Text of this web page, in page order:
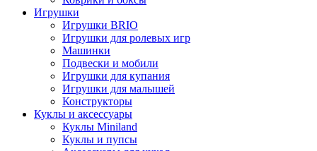
Игрушки
Игрушки BRIO
Игрушки для ролевых игр
Машинки
Подвески и мобили
Игрушки для купания
Игрушки для малышей
Конструкторы
Куклы и аксессуары
Куклы Miniland
Куклы и пупсы